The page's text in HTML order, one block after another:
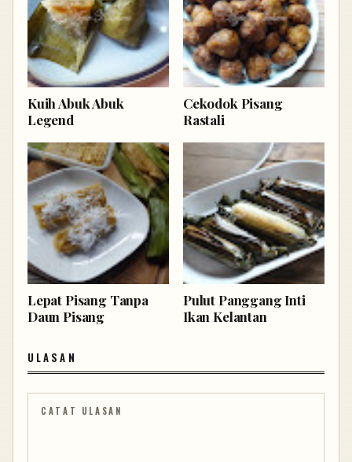
Kuih Abuk Abuk
Legend
Cekodok Pisang
Rastali
Lepat Pisang Tanpa
Daun Pisang
Pulut Panggang Inti
Ikan Kelantan
ULASAN
CATAT ULASAN